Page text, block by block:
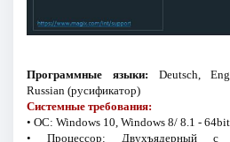
Программные языки: Deutsch,
Russian (русификатор)
Системные требования:
• ОС: Windows 10, Windows 8/ 8.1 - 64bit
• Процессор: Двухъядерный с